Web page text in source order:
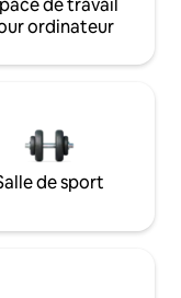
de travail
ordinateur
de sport